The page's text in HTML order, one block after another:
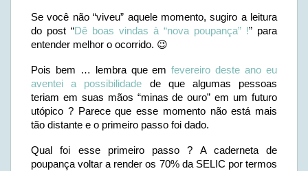
Se você não “viveu” aquele momento, sugiro a leitura
do post “Dê boas vindas à “nova poupança” !” para
entender melhor o ocorrido. 😉
Pois bem … lembra que emfevereiro deste ano eu
aventei a possibilidade de que algumas pessoas
teriam em suas mãos “minas de ouro” em um futuro
utópico ? Parece que esse momento não está mais
tão distante e o primeiro passo foi dado.
Qual foi esse primeiro passo ? A caderneta de
poupança voltar a render os 70% da SELIC por termos